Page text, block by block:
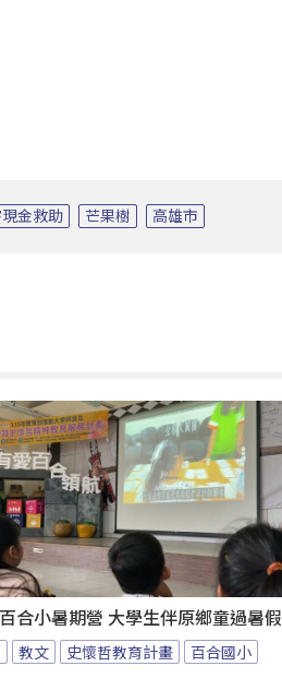
金救助 芒果樹 高雄市
合小暑期營 大學生伴原鄉童過暑假
教文 史懷哲教育計畫 百合國小